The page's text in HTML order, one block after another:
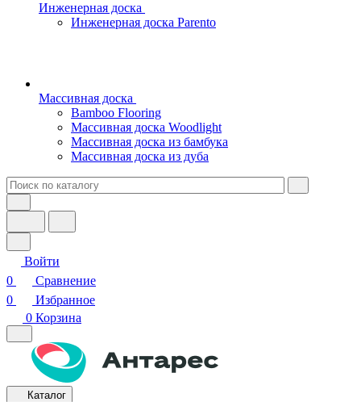
Инженерная доска
Инженерная доска Parento
Массивная доска
Bamboo Flooring
Массивная доска Woodlight
Массивная доска из бамбука
Массивная доска из дуба
Войти
0
Сравнение
0
Избранное
0 Корзина
Каталог